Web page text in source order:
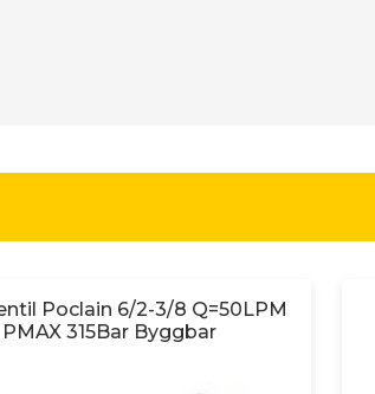
Poclain 6/2-3/8 Q=50LPM
PMAX 315Bar Byggbar